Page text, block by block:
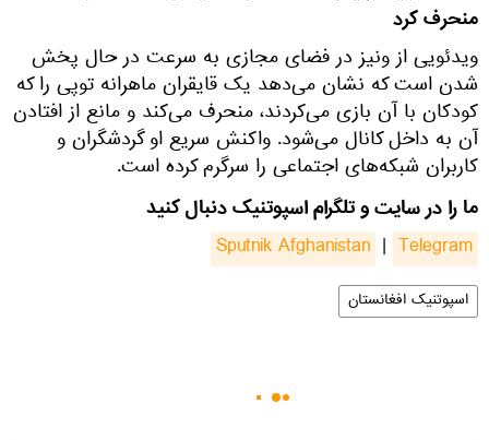
منحرف کرد
ویدئویی از ونیز در فضای مجازی به سرعت در حال پخش
شدن است که نشان می‌دهد یک قایقران ماهرانه توپی را که
کودکان با آن بازی می‌کردند، منحرف می‌کند و مانع از افتادن
آن به داخل کانال می‌شود. واکنش سریع او گردشگران و
کاربران شبکه‌های اجتماعی را سرگرم کرده است.
ما را در سایت و تلگرام اسپوتنیک دنبال کنید
Sputnik Afghanistan | Telegram
اسپوتنیک افغانستان